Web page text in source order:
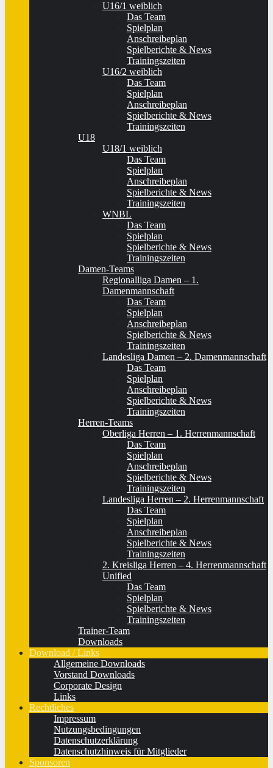
U16/1 weiblich
Das Team
Spielplan
Anschreibeplan
Spielberichte & News
Trainingszeiten
U16/2 weiblich
Das Team
Spielplan
Anschreibeplan
Spielberichte & News
Trainingszeiten
U18
U18/1 weiblich
Das Team
Spielplan
Anschreibeplan
Spielberichte & News
Trainingszeiten
WNBL
Das Team
Spielplan
Spielberichte & News
Trainingszeiten
Damen-Teams
Regionalliga Damen – 1.
Damenmannschaft
Das Team
Spielplan
Anschreibeplan
Spielberichte & News
Trainingszeiten
Landesliga Damen – 2. Damenmannschaft
Das Team
Spielplan
Anschreibeplan
Spielberichte & News
Trainingszeiten
Herren-Teams
Oberliga Herren – 1. Herrenmannschaft
Das Team
Spielplan
Anschreibeplan
Spielberichte & News
Trainingszeiten
Landesliga Herren – 2. Herrenmannschaft
Das Team
Spielplan
Anschreibeplan
Spielberichte & News
Trainingszeiten
2. Kreisliga Herren – 4. Herrenmannschaft
Unified
Das Team
Spielplan
Spielberichte & News
Trainingszeiten
Trainer-Team
Downloads
Download / Links
Allgemeine Downloads
Vorstand Downloads
Corporate Design
Links
Rechtliches
Impressum
Nutzungsbedingungen
Datenschutzerklärung
Datenschutzhinweis für Mitglieder
Sponsoren